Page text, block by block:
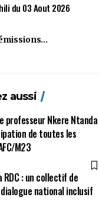
du 03 Aout 2026
aussi
professeur Nkere Ntanda
de toutes les
M23
RDC : un collectif de
national inclusif